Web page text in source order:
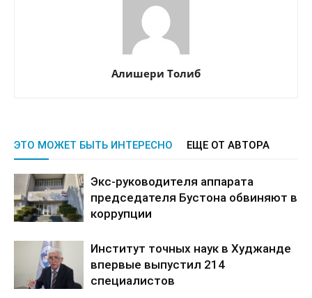
Алишери Толиб
ЭТО МОЖЕТ БЫТЬ ИНТЕРЕСНО ЕЩЕ ОТ АВТОРА
Экс-руководителя аппарата
председателя Бустона обвиняют в
коррупции
Институт точных наук в Худжанде
впервые выпустил 214
специалистов